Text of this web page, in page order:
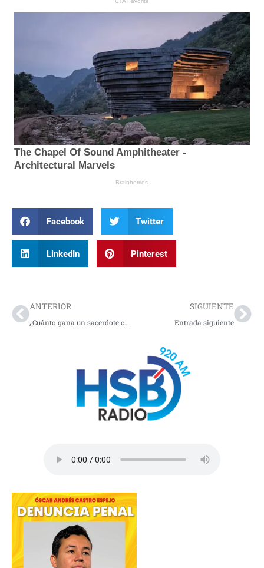
Facebook Twitter
LinkedIn Pinterest
ANTERIOR
¿Cuánto gana un sacerdote católico en Colombia? Sueldos de hasta 5 salarios mínimos
SIGUIENTE
Entrada siguiente